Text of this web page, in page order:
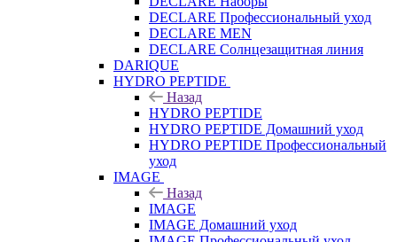
DECLARE Профессиональный уход
DECLARE MEN
DECLARE Солнцезащитная линия
DARIQUE
HYDRO PEPTIDE
Назад
HYDRO PEPTIDE
HYDRO PEPTIDE Домашний уход
HYDRO PEPTIDE Профессиональный
уход
IMAGE
Назад
IMAGE
IMAGE Домашний уход